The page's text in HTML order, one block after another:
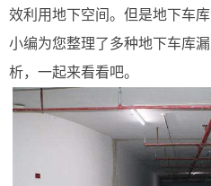
效利用地下空间。但是地下车
小编为您整理了多种地下车库
析，一起来看看吧。